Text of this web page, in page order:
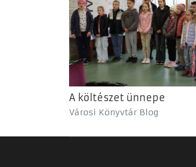
A költészet ünnepe
Városi Könyvtár Blog